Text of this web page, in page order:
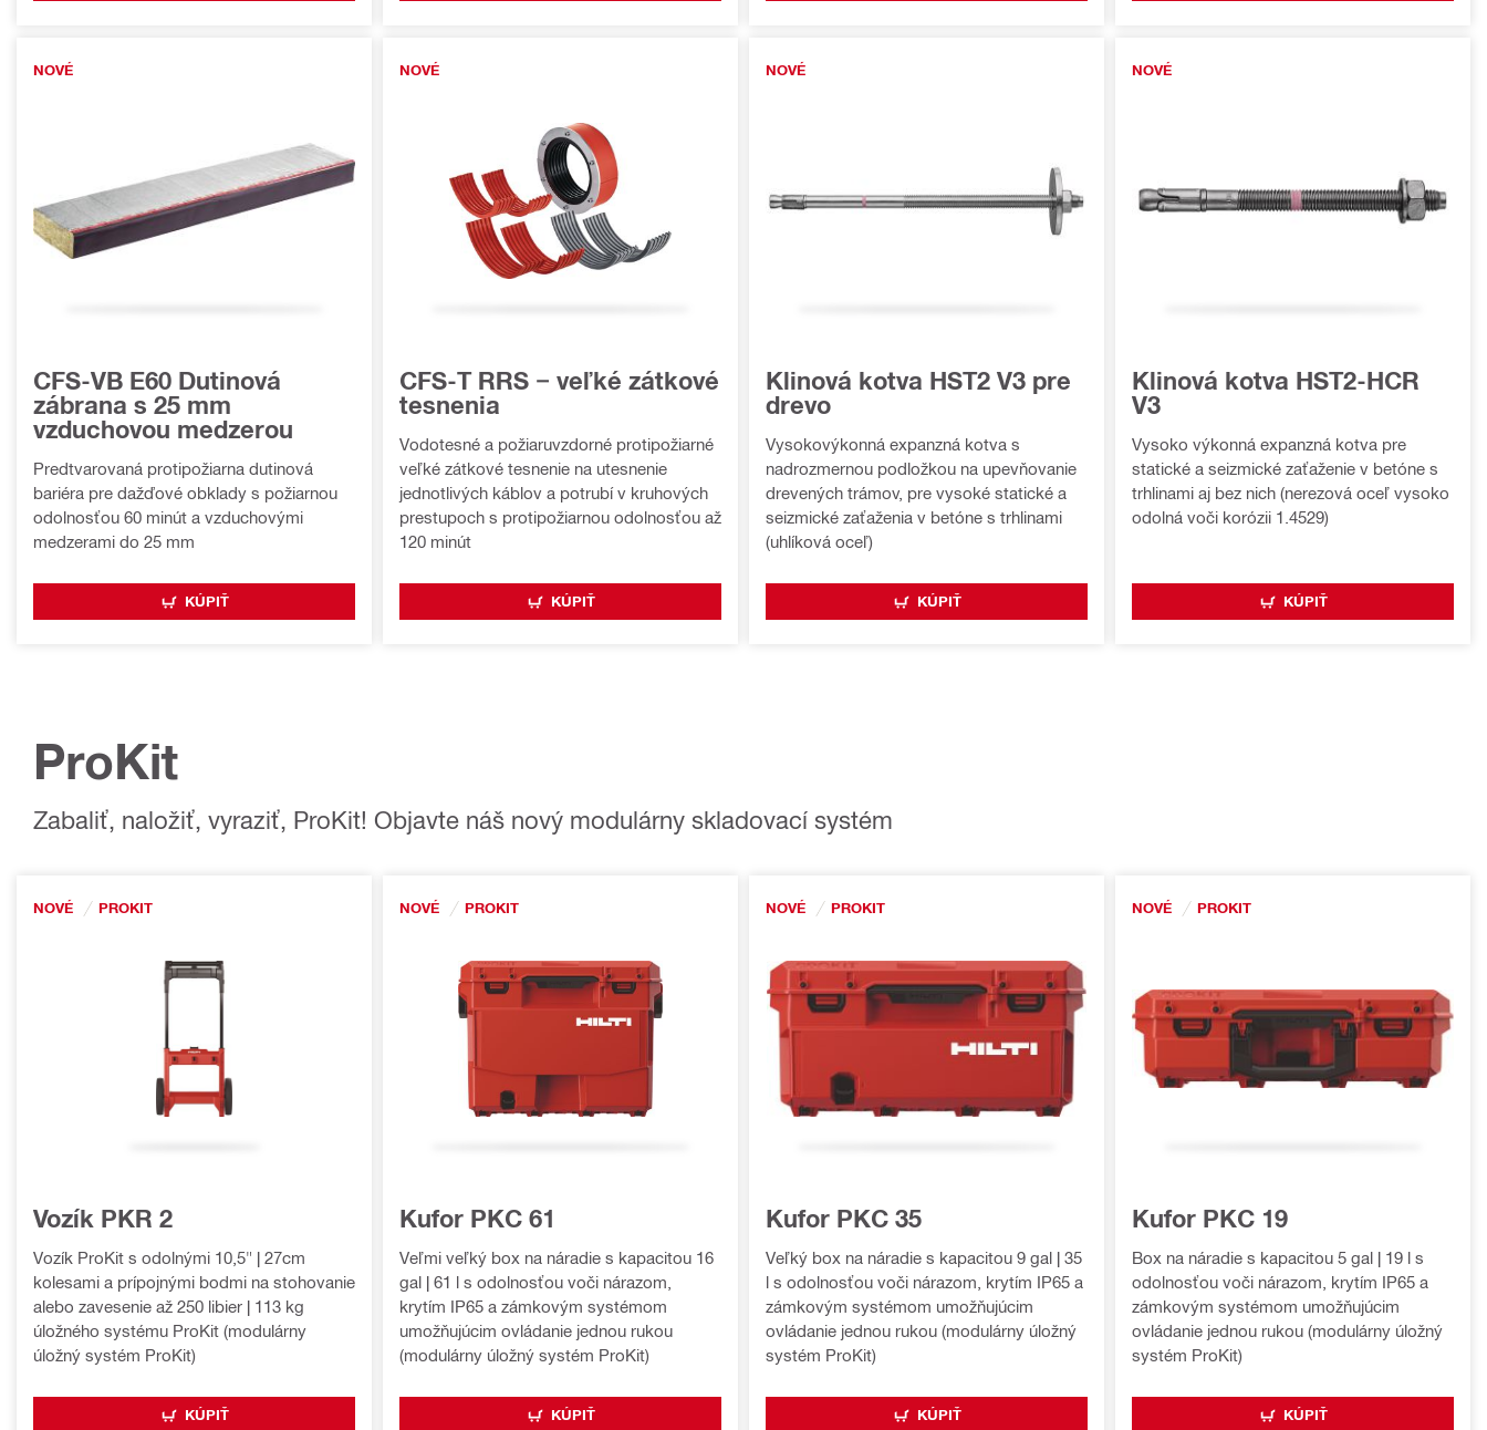
NOVÉ
CFS-VB E60 Dutinová
zábrana s 25 mm
vzduchovou medzerou
Predtvarovaná protipožiarna dutinová
bariéra pre dažďové obklady s požiarnou
odolnosťou 60 minút a vzduchovými
medzerami do 25 mm
KÚPIŤ
NOVÉ
CFS-T RRS − veľké zátkové
tesnenia
Vodotesné a požiaruvzdorné protipožiarné
veľké zátkové tesnenie na utesnenie
jednotlivých káblov a potrubí v kruhových
prestupoch s protipožiarnou odolnosťou až
120 minút
KÚPIŤ
NOVÉ
Klinová kotva HST2 V3 pre
drevo
Vysokovýkonná expanzná kotva s
nadrozmernou podložkou na upevňovanie
drevených trámov, pre vysoké statické a
seizmické zaťaženia v betóne s trhlinami
(uhlíková oceľ)
KÚPIŤ
NOVÉ
Klinová kotva HST2-HCR
V3
Vysoko výkonná expanzná kotva pre
statické a seizmické zaťaženie v betóne s
trhlinami aj bez nich (nerezová oceľ vysoko
odolná voči korózii 1.4529)
KÚPIŤ
ProKit
Zabaliť, naložiť, vyraziť, ProKit! Objavte náš nový modulárny skladovací systém
NOVÉ PROKIT
Vozík PKR 2
Vozík ProKit s odolnými 10,5" | 27cm
kolesami a prípojnými bodmi na stohovanie
alebo zavesenie až 250 libier | 113 kg
úložného systému ProKit (modulárny
úložný systém ProKit)
KÚPIŤ
NOVÉ PROKIT
Kufor PKC 61
Veľmi veľký box na náradie s kapacitou 16
gal | 61 l s odolnosťou voči nárazom,
krytím IP65 a zámkovým systémom
umožňujúcim ovládanie jednou rukou
(modulárny úložný systém ProKit)
KÚPIŤ
NOVÉ PROKIT
Kufor PKC 35
Veľký box na náradie s kapacitou 9 gal | 35
l s odolnosťou voči nárazom, krytím IP65 a
zámkovým systémom umožňujúcim
ovládanie jednou rukou (modulárny úložný
systém ProKit)
KÚPIŤ
NOVÉ PROKIT
Kufor PKC 19
Box na náradie s kapacitou 5 gal | 19 l s
odolnosťou voči nárazom, krytím IP65 a
zámkovým systémom umožňujúcim
ovládanie jednou rukou (modulárny úložný
systém ProKit)
KÚPIŤ